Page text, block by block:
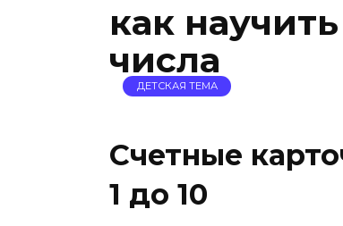
как
числа
ДЕТСКАЯ ТЕМА
Счетные
1 до 10